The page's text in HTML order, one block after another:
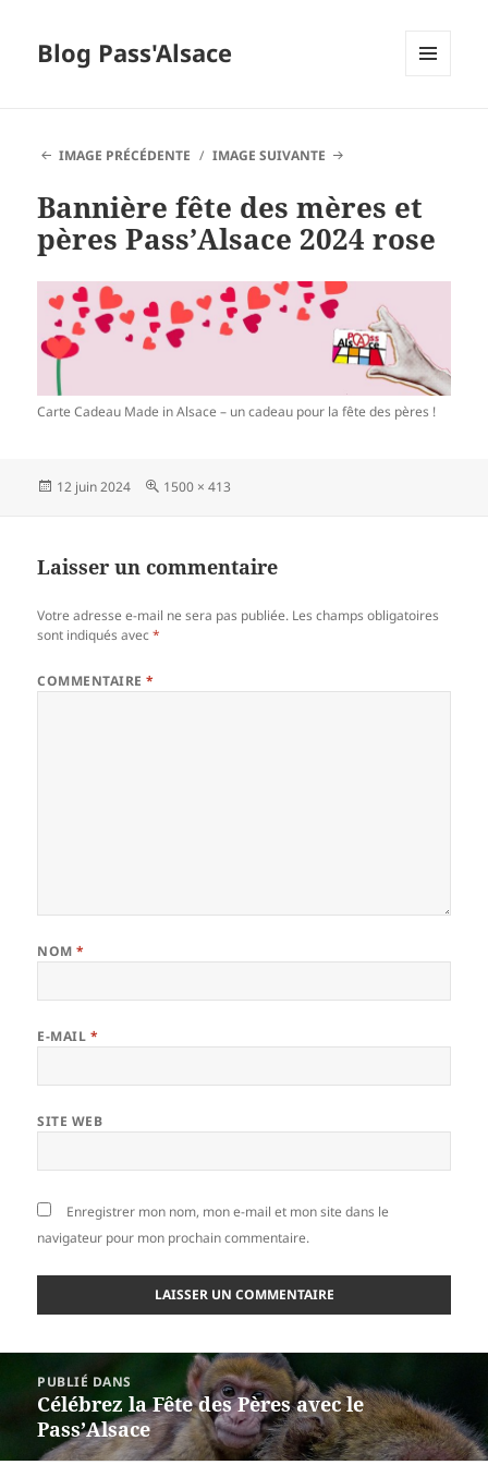
Blog Pass'Alsace
IMAGE PRÉCÉDENTE
IMAGE SUIVANTE
Bannière fête des mères et
pères Pass’Alsace 2024 rose
Carte Cadeau Made in Alsace – un cadeau pour la fête des pères !
Publié
12 juin 2024
Taille
1500 × 413
Laisser un commentaire
Votre adresse e-mail ne sera pas publiée. Les champs obligatoires
sont indiqués avec*
COMMENTAIRE*
NOM*
E-MAIL *
SITE WEB
Enregistrer mon nom, mon e-mail et mon site dans le
navigateur pour mon prochain commentaire.
l’article
PUBLIÉ DANS
Célébrez la Fête des Pères avec le
Pass’Alsace